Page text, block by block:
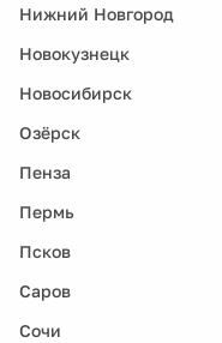
Нижний Новгород
Новокузнецк
Новосибирск
Озёрск
Пенза
Пермь
Псков
Саров
Сочи